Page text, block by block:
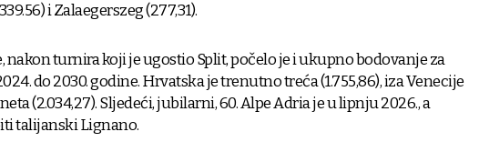
i Zalaegerszeg (277,31).
nakon turnira koji je ugostio Split, počelo je i ukupno bodovanje za
do 2030. godine. Hrvatska je trenutno treća (1.755,86), iza Venecije
(2.034,27). Sljedeći, jubilarni, 60. Alpe Adria je u lipnju 2026., a
talijanski Lignano.